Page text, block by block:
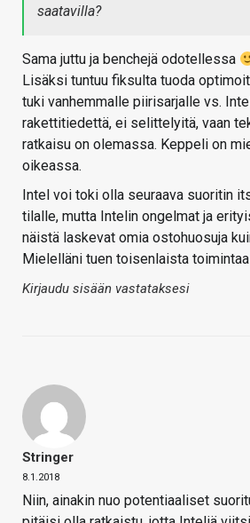
saatavilla?
Sama juttu ja benchejä odotellessa
Lisäksi tuntuu fiksulta tuoda
tuki vanhemmalle piirisarjalle vs.
rakettitiedettä, ei selittelyitä, vaan
ratkaisu on olemassa. Keppeli on
oikeassa.
Intel voi toki olla seuraava suoritin
tilalle, mutta Intelin ongelmat ja
näistä laskevat omia ostohuosuja
Mielelläni tuen toisenlaista
Kirjaudu sisään vastataksesi
Stringer
8.1.2018
Niin, ainakin nuo potentiaaliset